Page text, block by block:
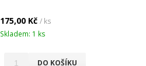
175,00 Kč / ks
Skladem: 1 ks
DO KOŠÍKU